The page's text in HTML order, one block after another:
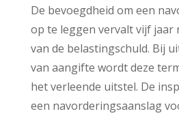
De bevoegdheid om een
op te leggen vervalt vijf jaar
van de belastingschuld. Bij
van aangifte wordt deze
het verleende uitstel. De
een navorderingsaanslag